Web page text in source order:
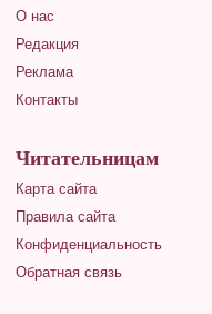
О нас
Редакция
Реклама
Контакты
Читательницам
Карта сайта
Правила сайта
Конфиденциальность
Обратная связь